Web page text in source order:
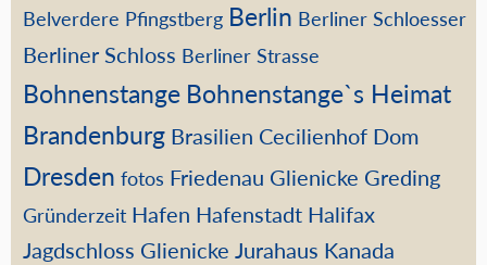
Belverdere Pfingstberg Berlin Berliner Schloesser
Berliner Schloss Berliner Strasse
Bohnenstange Bohnenstange`s Heimat
Brandenburg Brasilien Cecilienhof Dom
Dresden fotos Friedenau Glienicke Greding
Gründerzeit Hafen Hafenstadt Halifax
Jagdschloss Glienicke Jurahaus Kanada